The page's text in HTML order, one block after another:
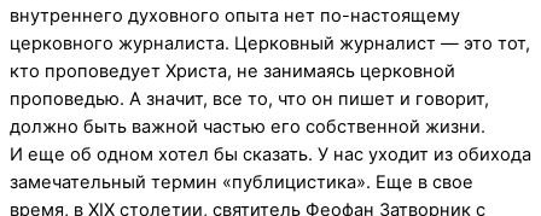
внутреннего духовного опыта нет по-настоящему
церковного журналиста. Церковный журналист — это тот,
кто проповедует Христа, не занимаясь церковной
проповедью. А значит, все то, что он пишет и говорит,
должно быть важной частью его собственной жизни.
И еще об одном хотел бы сказать. У нас уходит из обихода
замечательный термин «публицистика». Еще в свое
время, в XIX столетии, святитель Феофан Затворник с